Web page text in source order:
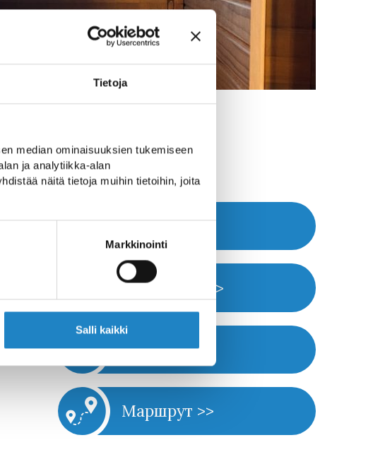
Tietoja
median ominaisuuksien tukemiseen
ja analytiikka-alan
näitä tietoja muihin tietoihin, joita
Markkinointi
Salli kaikki
www >>
Позвонить >>
e-mail >>
Маршрут >>